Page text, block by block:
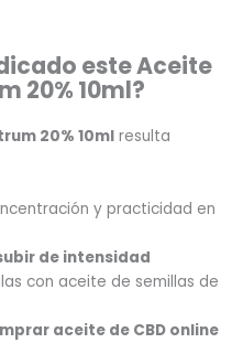
este Aceite
20% 10ml?
20% 10ml resulta
y practicidad en
de intensidad
con aceite de semillas de
aceite de CBD online